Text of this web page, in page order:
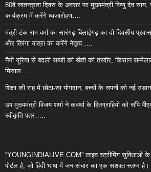
80वें स्वतन्त्रता दिवस के अवसर पर मुख्यमंत्री विष्णु देव साय,
कार्यक्रम में करेंगे ध्वजारोहण….
मंत्री टंक राम वर्मा का सारंगढ़-बिलाईगढ़ का दो दिवसीय
और तिरंगा यात्रा का करेंगे नेतृत्व…..
नैनो यूरिया से बदली सब्जी की खेती की तस्वीर, किसान
मिसाल…..
शिक्षा की राह में छोटा-सा योगदान, बच्चों के सपनों को नई
उप मुख्यमंत्री विजय शर्मा ने कवर्धा के हितग्राहियों को सौंपे
स्वीकृति पत्र…..
“YOUNGINDIALIVE.COM” लाइव स्ट्रीमिंग सुविधाओं
पोर्टल है, जो हिंदी भाषा में जन-संचार का एक सशक्त स्तम्भ